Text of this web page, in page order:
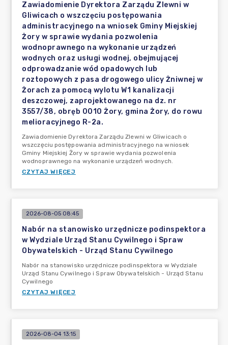
Zawiadomienie Dyrektora Zarządu Zlewni w
Gliwicach o wszczęciu postępowania
administracyjnego na wniosek Gminy Miejskiej
Żory w sprawie wydania pozwolenia
wodnoprawnego na wykonanie urządzeń
wodnych oraz usługi wodnej, obejmującej
odprowadzanie wód opadowych lub
roztopowych z pasa drogowego ulicy Żniwnej w
Żorach za pomocą wylotu W1 kanalizacji
deszczowej, zaprojektowanego na dz. nr
3557/38, obręb 0010 Żory, gmina Żory, do rowu
melioracyjnego R-2a.
Zawiadomienie Dyrektora Zarządu Zlewni w Gliwicach o
wszczęciu postępowania administracyjnego na wniosek
Gminy Miejskiej Żory w sprawie wydania pozwolenia
wodnoprawnego na wykonanie urządzeń wodnych.
CZYTAJ WIĘCEJ
2026-08-05 08:45
Nabór na stanowisko urzędnicze podinspektora
w Wydziale Urząd Stanu Cywilnego i Spraw
Obywatelskich - Urząd Stanu Cywilnego
Nabór na stanowisko urzędnicze podinspektora w Wydziale
Urząd Stanu Cywilnego i Spraw Obywatelskich - Urząd Stanu
Cywilnego
CZYTAJ WIĘCEJ
2026-08-04 13:15